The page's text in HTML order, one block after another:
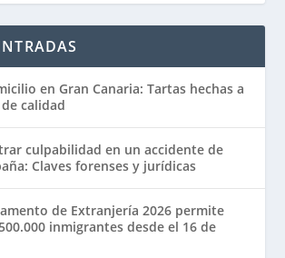
en Gran Canaria: Tartas hechas a
calidad
culpabilidad en un accidente de
Claves forenses y jurídicas
de Extranjería 2026 permite
inmigrantes desde el 16 de